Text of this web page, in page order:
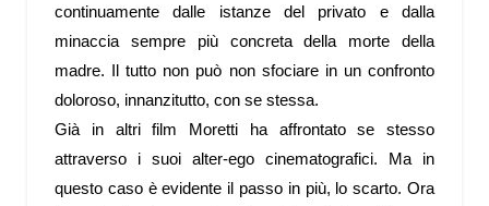
continuamente dalle istanze del privato e dalla
minaccia sempre più concreta della morte della
madre. Il tutto non può non sfociare in un confronto
doloroso, innanzitutto, con se stessa.
Già in altri film Moretti ha affrontato se stesso
attraverso i suoi alter-ego cinematografici. Ma in
questo caso è evidente il passo in più, lo scarto. Ora